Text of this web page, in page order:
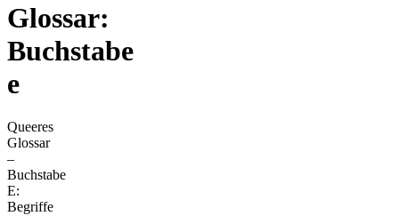
Glossar:
Buchstabe
e
Queeres
Glossar
–
Buchstabe
E:
Begriffe